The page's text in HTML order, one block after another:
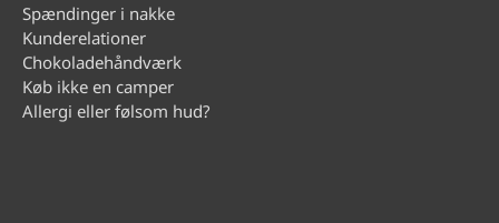
Spændinger i nakke
Kunderelationer
Chokoladehåndværk
Køb ikke en camper
Allergi eller følsom hud?